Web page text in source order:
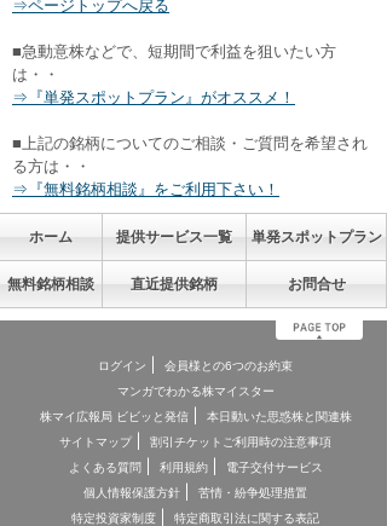
⇒ページトップへ戻る
■急動意株などで、短期間で利益を狙いたい方
は・・
⇒『単発スポットプラン』がオススメ！
■上記の銘柄についてのご相談・ご質問を希望され
る方は・・
⇒『無料銘柄相談』をご利用下さい！
ホーム 提供サービス一覧 単発スポットプラン
無料銘柄相談 直近提供銘柄 お問合せ
ログイン
会員様との6つのお約束
マンガでわかる株マイスター
株マイ広報局 ビビッと発信
本日動いた思惑株と関連株
サイトマップ
割引チケットご利用時の注意事項
よくある質問
利用規約
電子交付サービス
個人情報保護方針
苦情・紛争処理措置
特定投資家制度
特定商取引法に関する表記